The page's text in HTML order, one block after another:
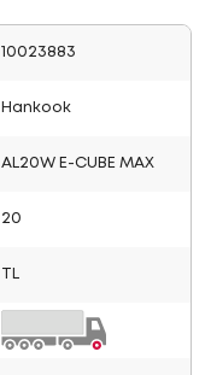
10023883
Hankook
AL20W E-CUBE MAX
20